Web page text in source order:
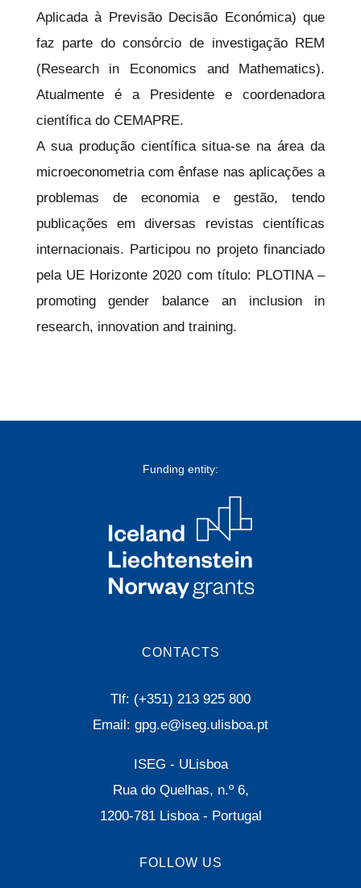
Aplicada à Previsão Decisão Económica) que
faz parte do consórcio de investigação REM
(Research in Economics and Mathematics).
Atualmente é a Presidente e coordenadora
científica do CEMAPRE.
A sua produção científica situa-se na área da
microeconometria com ênfase nas aplicações a
problemas de economia e gestão, tendo
publicações em diversas revistas científicas
internacionais. Participou no projeto financiado
pela UE Horizonte 2020 com título: PLOTINA –
promoting gender balance an inclusion in
research, innovation and training.
Funding entity:
CONTACTS
Tlf: (+351) 213 925 800
Email: gpg.e@iseg.ulisboa.pt
ISEG - ULisboa
Rua do Quelhas, n.º 6,
1200-781 Lisboa - Portugal
FOLLOW US